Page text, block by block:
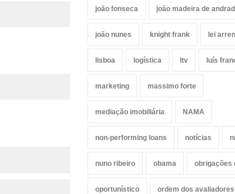
joão fonseca joão madeira de
joão nunes knight frank lei
lisboa logística ltv luís
marketing massimo forte
mediação imobiliária NAMA
non-performing loans notícias
nuno ribeiro obama obrigações
oportunístico ordem dos avaliadores